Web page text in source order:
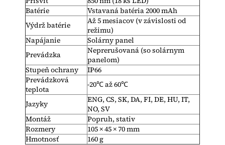
Batérie
Vstavaná batéria 2000 mAh
Výdrž batérie
Až 5 mesiacov (v závislosti od
režimu)
Napájanie
Solárny panel
Prevádzka
Neprerušovaná (so solárnym
panelom)
Stupeň ochrany
IP66
Prevádzková
teplota
-20℃ až 60℃
Jazyky
ENG, CS, SK, DA, FI, DE, HU, IT,
NO, SV
Montáž
Popruh, stativ
Rozmery
105 × 45 × 70 mm
Hmotnosť
160 g